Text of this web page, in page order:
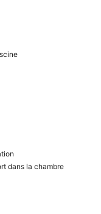
dans la chambre